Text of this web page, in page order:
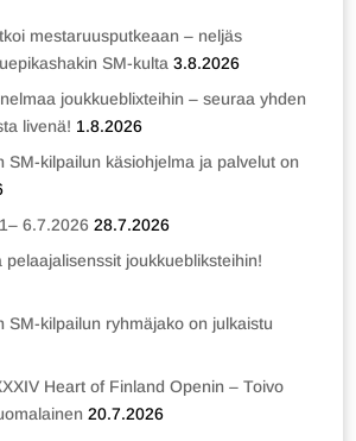
mestaruusputkeaan – neljäs
SM-kulta 3.8.2026
joukkueblixteihin – seuraa yhden
livenä! 1.8.2026
SM-kilpailun käsiohjelma ja palvelut on
6.7.2026 28.7.2026
pelaajalisenssit joukkuebliksteihin!
SM-kilpailun ryhmäjako on julkaistu
Heart of Finland Openin – Toivo
20.7.2026